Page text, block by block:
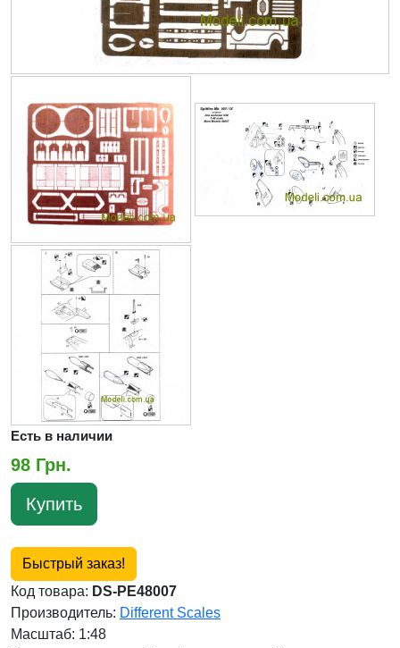
Есть в наличии
98 Грн.
Купить
Быстрый заказ!
Код товара: DS-PE48007
Производитель: Different Scales
Масштаб: 1:48